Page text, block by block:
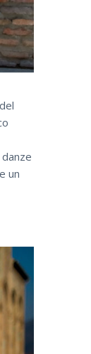
un